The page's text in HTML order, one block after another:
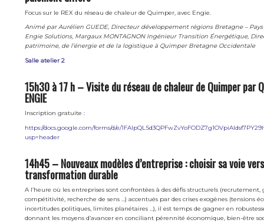
Focus sur le REX du réseau de chaleur de Quimper, avec Engie.
Animé par Aurélien GUEDE, Directeur développement régions Bretagne – Pays
Engie Solutions, Margaux MONTAGNON Ingénieur Transition Énergétique,
patrimoine, de l’énergie et de la logistique à Quimper Bretagne Occidentale
Salle atelier 2
15h30 à 17 h – Visite du réseau de chaleur de Quimper par
ENGIE
Inscription gratuite :
https://docs.google.com/forms/d/e/
usp=header
14h45 – Nouveaux modèles d’entreprise : choisir sa voie
transformation durable
A l’heure où les entreprises sont confrontées à des défis structurels (recrutement,
compétitivité, recherche de sens …) accentués par des crises exogènes (tensions
incertitudes politiques, limites planétaires …), il est temps de gagner en
donnant les moyens d’avancer en conciliant pérennité économique, bien-être